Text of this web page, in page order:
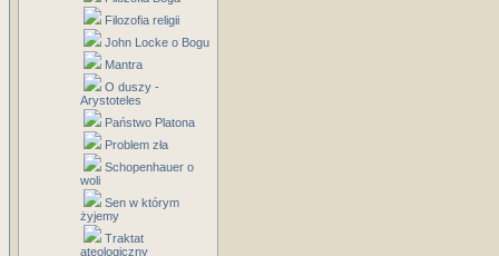
Filozofia religii
John Locke o Bogu
Mantra
O duszy -
Arystoteles
Państwo Platona
Problem zła
Schopenhauer o
woli
Sen w którym
żyjemy
Traktat
ateologiczny